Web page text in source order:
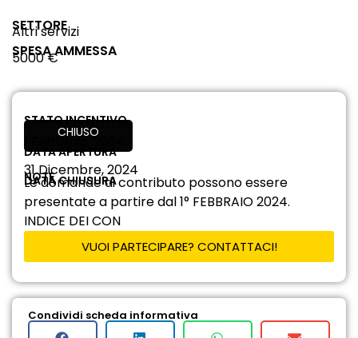
SETTORE
Altri servizi
SPESA AMMESSA
5000 €
STATO INCENTIVO
CHIUSO
DATA APERTURA
DATA CHIUSURA
1 Febbraio, 2024
31 Dicembre, 2024
NOTE
Le domande di contributo possono essere
presentate a partire dal 1° FEBBRAIO 2024.
INDICE DEI CON
VUOI PARTECIPARE? CONTATTACI!
Condividi scheda informativa